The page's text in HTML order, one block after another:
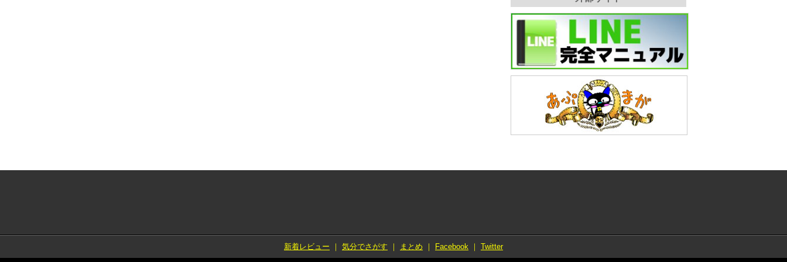
新着レビュー ｜ 気分でさがす ｜ まとめ ｜ Facebook ｜ Twitter